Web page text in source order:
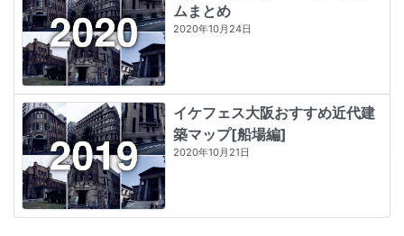
ムまとめ
2020年10月24日
イケフェス大阪おすすめ近代建
築マップ[船場編]
2020年10月21日